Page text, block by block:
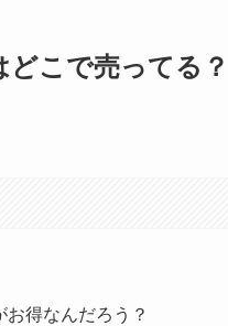
こで売ってる
得なんだろう？